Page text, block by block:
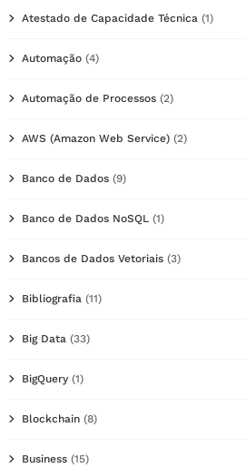
Atestado de Capacidade Técnica (1)
Automação (4)
Automação de Processos (2)
AWS (Amazon Web Service) (2)
Banco de Dados (9)
Banco de Dados NoSQL (1)
Bancos de Dados Vetoriais (3)
Bibliografia (11)
Big Data (33)
BigQuery (1)
Blockchain (8)
Business (15)